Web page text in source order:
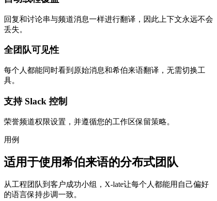
回复和讨论串与频道消息一样进行翻译，因此上下文永远不会
丢失。
全团队可见性
每个人都能同时看到原始消息和希伯来语翻译，无需切换工
具。
支持 Slack 控制
荣誉频道权限设置，并遵循您的工作区保留策略。
用例
适用于使用希伯来语的分布式团队
从工程团队到客户成功小组，X-late让每个人都能用自己偏好
的语言保持步调一致。